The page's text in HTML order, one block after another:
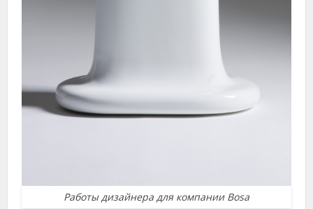
Работы дизайнера для компании Bosa